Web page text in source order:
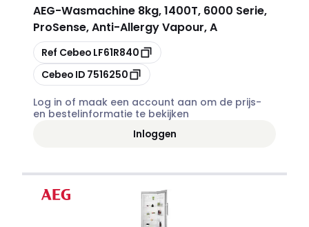
AEG-Wasmachine 8kg, 1400T, 6000 Serie,
ProSense, Anti-Allergy Vapour, A
Kopiëren
Ref Cebeo LF61R840
Kopiëren
Cebeo ID 7516250
Log in of maak een account aan om de prijs-
en bestelinformatie te bekijken
Inloggen